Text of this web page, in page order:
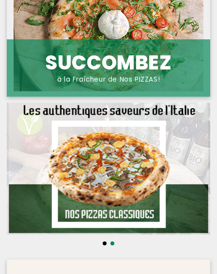
NOS PIZZAS FROMAGES
NOS SAVEURS D AILLEURS
OFFRE PRIMA
OFFRE MEZZO
MENUS BAMBINO
NOS PATES GRATINEES
NOS BURRITOS GRATINES
NOS PANINIS
NOS SALADES
NOS DESSERTS
PROTECTION DES
DONNÉES
SUCCOMBEZ
à la Fraîcheur de Nos PIZZAS!